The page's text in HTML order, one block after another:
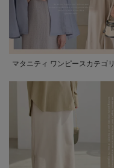
マタニティ ワンピースカテゴリ